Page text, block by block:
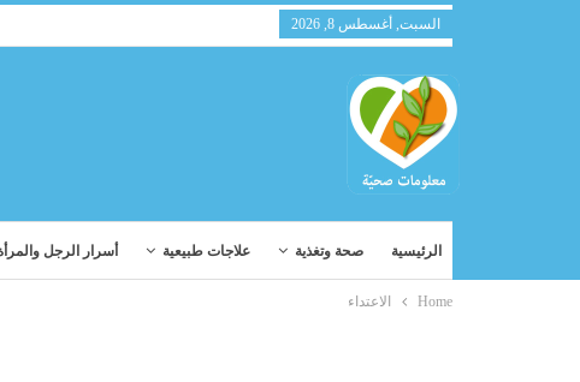
السبت, أغسطس 8, 2026
الرئيسية صحة وتغذية علاجات طبيعية أسرار الرجل
Home الاعتداء